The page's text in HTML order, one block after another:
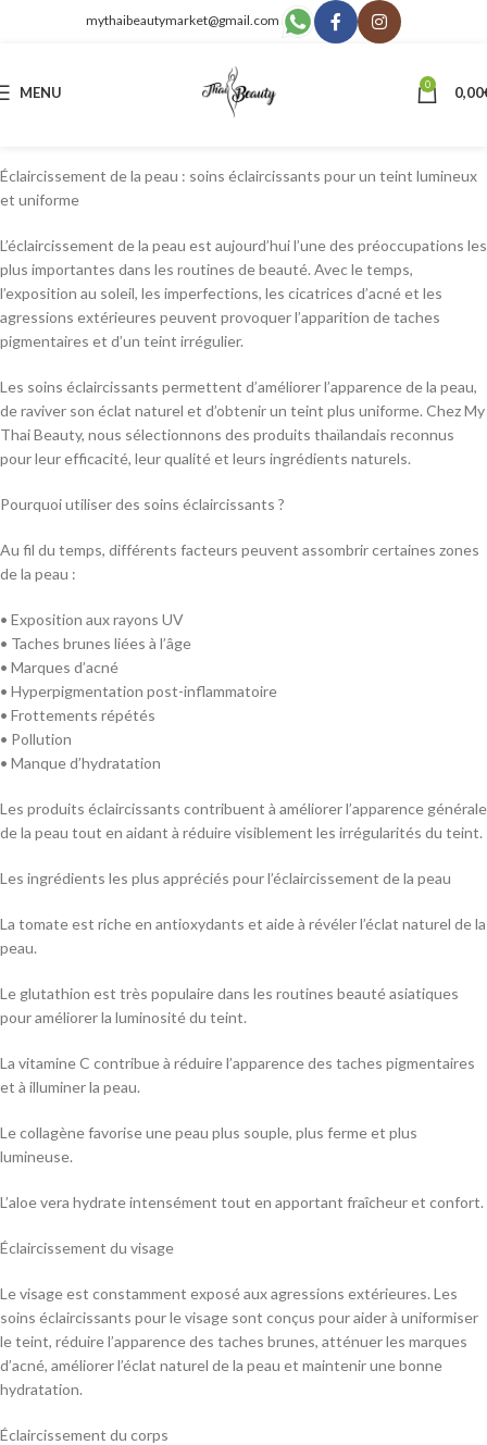
mythaibeautymarket@gmail.com
MENU 0 0,00
Éclaircissement de la peau : soins éclaircissants pour un teint lumineux
et uniforme
L’éclaircissement de la peau est aujourd’hui l’une des préoccupations les
plus importantes dans les routines de beauté. Avec le temps,
l’exposition au soleil, les imperfections, les cicatrices d’acné et les
agressions extérieures peuvent provoquer l’apparition de taches
pigmentaires et d’un teint irrégulier.
Les soins éclaircissants permettent d’améliorer l’apparence de la peau,
de raviver son éclat naturel et d’obtenir un teint plus uniforme. Chez My
Thai Beauty, nous sélectionnons des produits thaïlandais reconnus
pour leur efficacité, leur qualité et leurs ingrédients naturels.
Pourquoi utiliser des soins éclaircissants ?
Au fil du temps, différents facteurs peuvent assombrir certaines zones
de la peau :
• Exposition aux rayons UV
• Taches brunes liées à l’âge
• Marques d’acné
• Hyperpigmentation post-inflammatoire
• Frottements répétés
• Pollution
• Manque d’hydratation
Les produits éclaircissants contribuent à améliorer l’apparence générale
de la peau tout en aidant à réduire visiblement les irrégularités du teint.
Les ingrédients les plus appréciés pour l’éclaircissement de la peau
La tomate est riche en antioxydants et aide à révéler l’éclat naturel de la
peau.
Le glutathion est très populaire dans les routines beauté asiatiques
pour améliorer la luminosité du teint.
La vitamine C contribue à réduire l’apparence des taches pigmentaires
et à illuminer la peau.
Le collagène favorise une peau plus souple, plus ferme et plus
lumineuse.
L’aloe vera hydrate intensément tout en apportant fraîcheur et confort.
Éclaircissement du visage
Le visage est constamment exposé aux agressions extérieures. Les
soins éclaircissants pour le visage sont conçus pour aider à uniformiser
le teint, réduire l’apparence des taches brunes, atténuer les marques
d’acné, améliorer l’éclat naturel de la peau et maintenir une bonne
hydratation.
Éclaircissement du corps